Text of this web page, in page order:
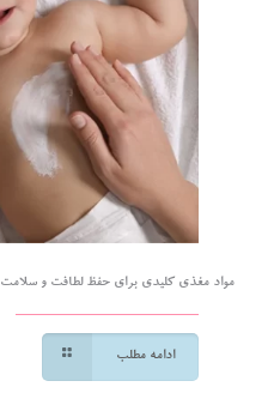
مواد مغذی کلیدی برای حفظ لطافت و سلامت
ادامه مطلب